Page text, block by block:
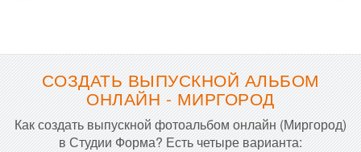
СОЗДАТЬ ВЫПУСКНОЙ АЛЬБОМ
ОНЛАЙН - МИРГОРОД
Как создать выпускной фотоальбом онлайн (Миргород)
в Студии Форма? Есть четыре варианта: